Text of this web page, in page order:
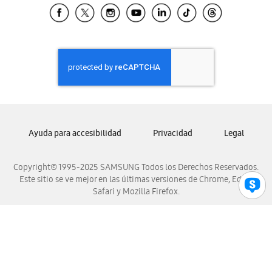
Samsung El Salvador
Samsung Honduras
Samsung Nicaragua
Samsung Panamá
Samsung Venezuela
Copyright© 1995-2025 SAMSUNG Todos los Derechos Reservados.
Este sitio se ve mejor en las últimas versiones de Chrome, Edge,
Safari y Mozilla Firefox.
Ayuda para accesibilidad Privacidad Legal